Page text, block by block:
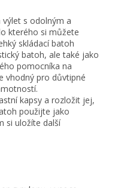
s odolným a
kterého si můžete
skládací batoh
batoh, ale také jako
pomocníka na
vhodný pro důvtipné
kapsy a rozložit jej,
použijte jako
si uložíte další